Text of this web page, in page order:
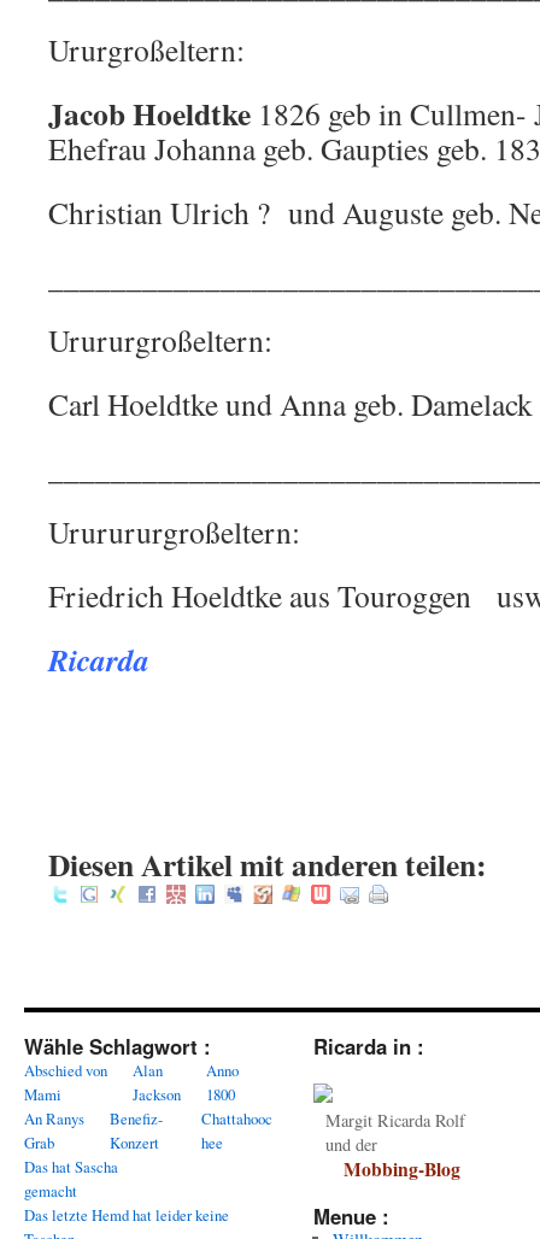
Ururgroßeltern:
Jacob Hoeldtke 1826 geb in
Ehefrau Johanna geb. Gaupties geb.
Christian Ulrich ? und Auguste geb.
Urururgroßeltern:
Carl Hoeldtke und Anna geb. Damelack
Ururururgroßeltern:
Friedrich Hoeldtke aus Touroggen
Ricarda
Diesen Artikel mit anderen teilen:
Wähle Schlagwort :
Abschied von
Mami
Alan
Jackson
Anno
1800
An Ranys
Grab
Benefiz-
Konzert
Chattahooc
hee
Das hat Sascha
gemacht
Das letzte Hemd hat leider keine
Ricarda in :
Margit Ricarda Rolf
und der
Mobbing-Blog
Menue :